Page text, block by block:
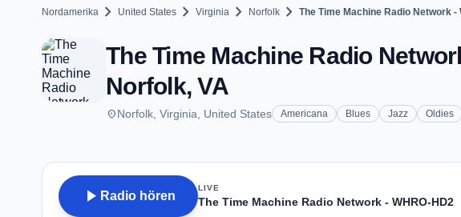
Nordamerika chevron_right United States chevron_right Virginia chevron_right Norfolk chevron_right The Time Machine Radio Network -
The Time Machine Radio
Norfolk, VA
placeNorfolk, Virginia, United States Americana Blues Jazz Oldies
play_arrow Radio hören
LIVE
The Time Machine Radio Network - WHRO-HD2